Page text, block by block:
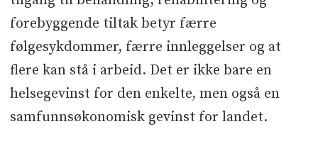
forebyggende tiltak betyr færre
følgesykdommer, færre innleggelser og at
flere kan stå i arbeid. Det er ikke bare en
helsegevinst for den enkelte, men også en
samfunnsøkonomisk gevinst for landet.